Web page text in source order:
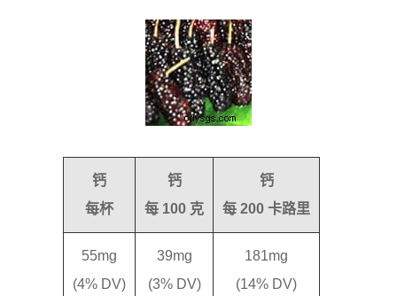
钙
每杯
钙
每 100 克
钙
每 200 卡路里
55mg
(4% DV)
39mg
(3% DV)
181mg
(14% DV)